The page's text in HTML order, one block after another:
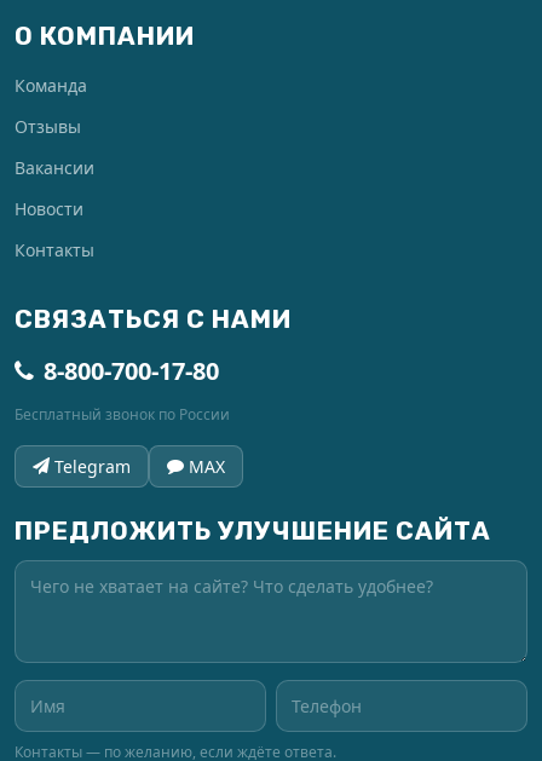
О КОМПАНИИ
Команда
Отзывы
Вакансии
Новости
Контакты
СВЯЗАТЬСЯ С НАМИ
8-800-700-17-80
Бесплатный звонок по России
Telegram MAX
ПРЕДЛОЖИТЬ УЛУЧШЕНИЕ САЙТА
Контакты — по желанию, если ждёте ответа.